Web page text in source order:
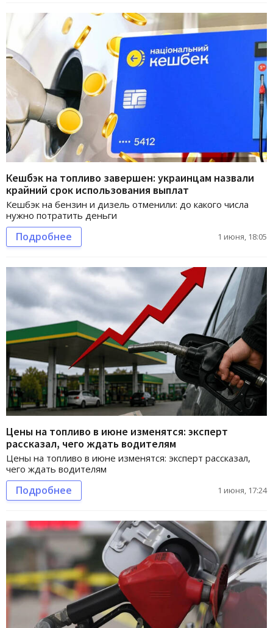
Кешбэк на топливо завершен: украинцам назвали
крайний срок использования выплат
Кешбэк на бензин и дизель отменили: до какого числа
нужно потратить деньги
Подробнее 1 июня, 18:05
Цены на топливо в июне изменятся: эксперт
рассказал, чего ждать водителям
Цены на топливо в июне изменятся: эксперт рассказал,
чего ждать водителям
Подробнее 1 июня, 17:24